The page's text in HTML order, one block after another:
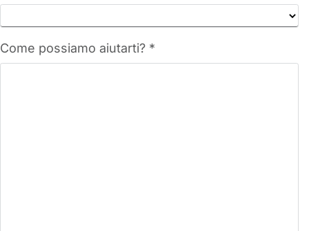
Come possiamo aiutarti? *